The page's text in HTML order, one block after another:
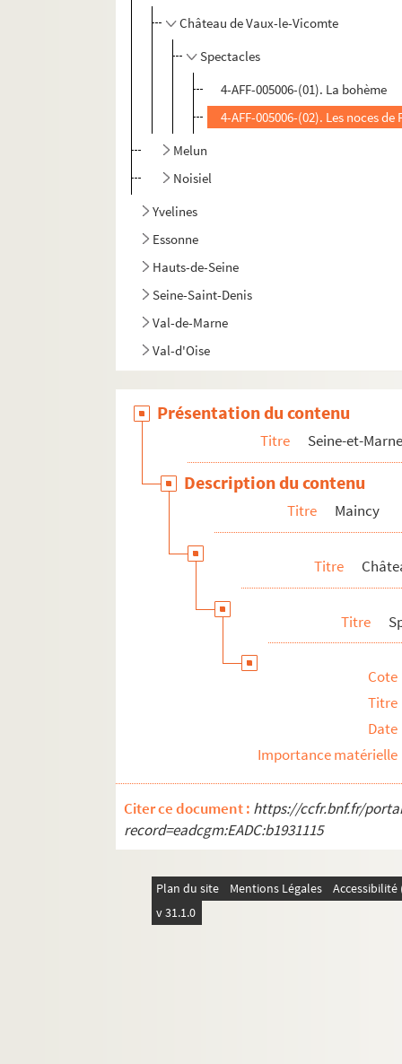
Château de Vaux-le-Vicomte
Spectacles
4-AFF-005006-(01). La bohème
4-AFF-005006-(02). Les noces de
Melun
Noisiel
Yvelines
Essonne
Hauts-de-Seine
Seine-Saint-Denis
Val-de-Marne
Val-d'Oise
Présentation du contenu
Titre Seine-et-
Description du contenu
Titre Maincy
Titre
Titre
Cote
Titre
Date
Importance matérielle
Citer ce document : https://ccfr.bnf.fr/
record=eadcgm:EADC:b1931115
Plan du site Mentions Légales
v 31.1.0